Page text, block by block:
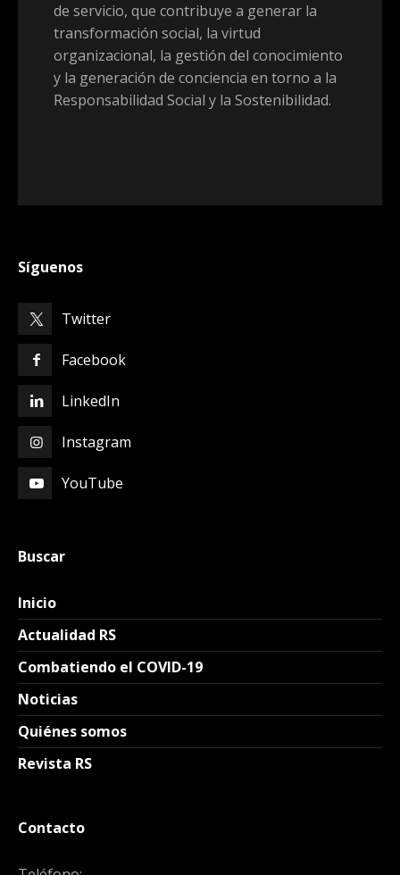
de servicio, que contribuye a generar la
transformación social, la virtud
organizacional, la gestión del conocimiento
y la generación de conciencia en torno a la
Responsabilidad Social y la Sostenibilidad.
Síguenos
Twitter
Facebook
LinkedIn
Instagram
YouTube
Buscar
Inicio
Actualidad RS
Combatiendo el COVID-19
Noticias
Quiénes somos
Revista RS
Contacto